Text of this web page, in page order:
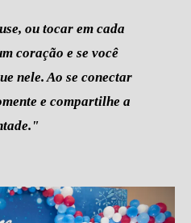
ou tocar em cada
coração e se você
nele. Ao se conectar
e compartilhe a